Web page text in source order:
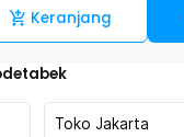
Keranjang
Toko Jakarta